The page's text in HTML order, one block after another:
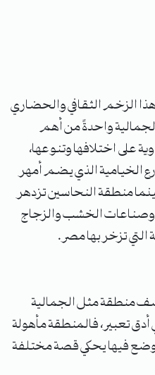
الزخم الثقافي والحضاري
واحدةً من أهم
على اختلافها وتنوعها،
الخيامية الذي يضم أمهر
منطقة النحاسين تزدهر
الخشب والزجاج
تزخر بها مصر.
منطقة مثل الجمالية
أدق تعبير، فالمنطقة مأهولة
فيها يحكي قصة مختلفة